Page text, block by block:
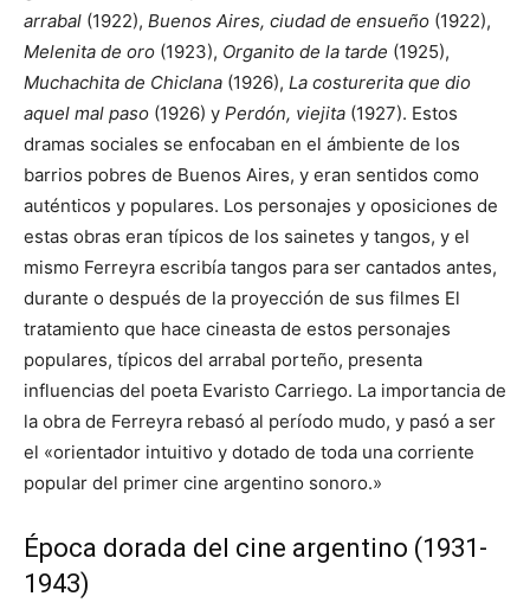
arrabal (1922), Buenos Aires, ciudad de ensueño (1922),
Melenita de oro (1923), Organito de la tarde (1925),
Muchachita de Chiclana (1926), La costurerita que dio
aquel mal paso (1926) y Perdón, viejita (1927).​ Estos
dramas sociales se enfocaban en el ámbiente de los
barrios pobres de Buenos Aires, y eran sentidos como
auténticos y populares.​ Los personajes y oposiciones de
estas obras eran típicos de los sainetes y tangos, y el
mismo Ferreyra escribía tangos para ser cantados antes,
durante o después de la proyección de sus filmes​ El
tratamiento que hace cineasta de estos personajes
populares, típicos del arrabal porteño, presenta
influencias del poeta Evaristo Carriego.​​​ La importancia de
la obra de Ferreyra rebasó al período mudo, y pasó a ser
el «orientador intuitivo y dotado de toda una corriente
popular del primer cine argentino sonoro.»​
Época dorada del cine argentino (1931-
1943)